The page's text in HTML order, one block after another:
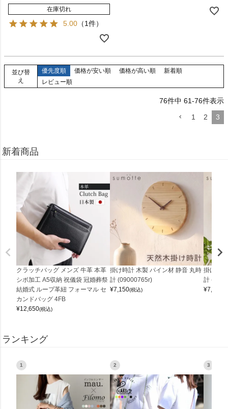
在庫切れ
5.00 （1件）
並び替
え
優先度順 価格が安い順 価格が高い順
新着順
レビュー順
76件中 61-76件表示
1
2 3
新着商品
クラッチバッグ メンズ 牛革 本革
シボ加工 A5収納 祝儀袋 冠婚葬祭
結婚式 ループ革紐 フォーマル セ
カンドバッグ 4FB
¥12,650(税込)
掛け時計 木製 パイン材 静音 丸時
計 (09000765r)
¥7,150(税込)
掛け時
計
¥7,150
ランキング
1 2 3